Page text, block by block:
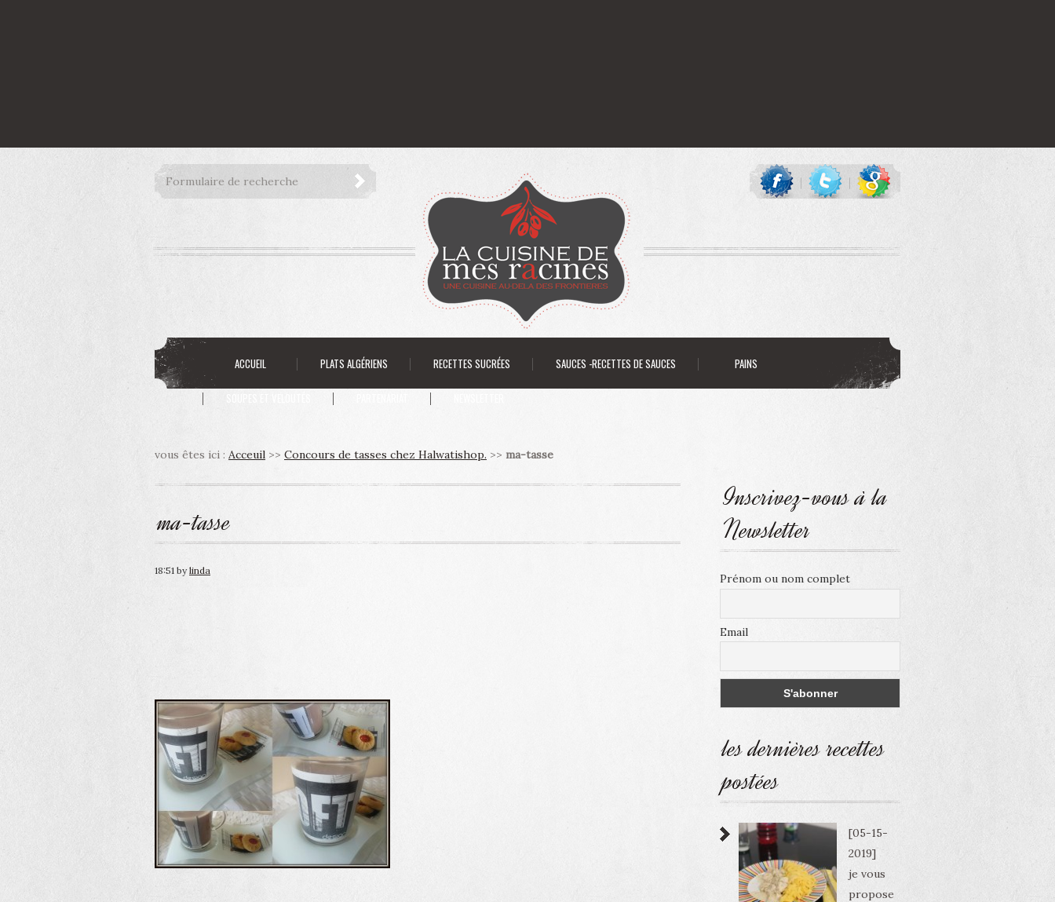
ACCUEIL PLATS ALGÉRIENS RECETTES SUCRÉES SAUCES -RECETTES DE SAUCES PAINS
vous êtes ici : Acceuil >> Concours de tasses chez Halwatishop. >> ma-tasse
ma-tasse
18:51 bylinda
Inscrivez-vous à la
Newsletter
Prénom ou nom complet
Email
les dernières recettes
postées
[05-15-
2019]
je vous
propose